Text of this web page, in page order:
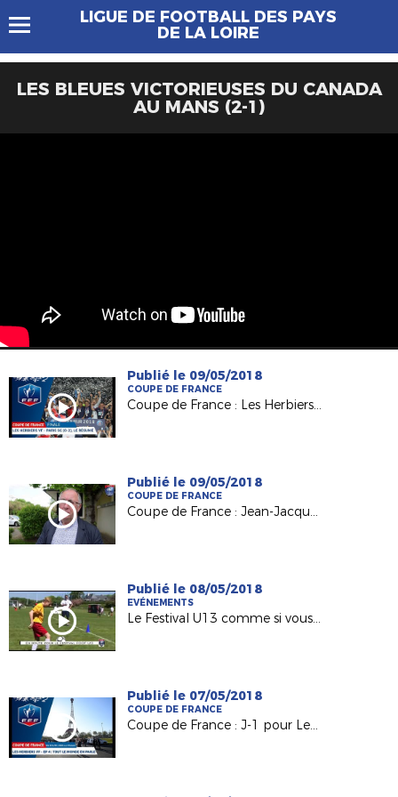
LIGUE DE FOOTBALL DES PAYS
DE LA LOIRE
LES BLEUES VICTORIEUSES DU CANADA
AU MANS (2-1)
Publié le 09/05/2018
COUPE DE FRANCE
Coupe de France : Les Herbiers / PSG (0-2), le résumé
Publié le 09/05/2018
COUPE DE FRANCE
Coupe de France : Jean-Jacques Gazeau (Pdt District 85) derrière Les Herbiers VF
Publié le 08/05/2018
EVÉNEMENTS
Le Festival U13 comme si vous y étiez !
Publié le 07/05/2018
COUPE DE FRANCE
Coupe de France : J-1 pour Les Herbiers VF (National)